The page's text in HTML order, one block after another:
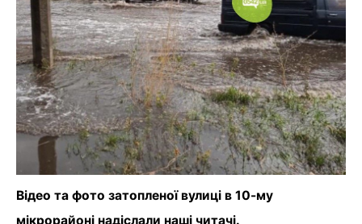
Відео та фото затопленої вулиці в 10-му
мікрорайоні надіслали наші читачі.